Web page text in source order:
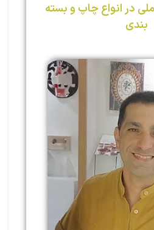
در انواع چاپ و بسته
بندی